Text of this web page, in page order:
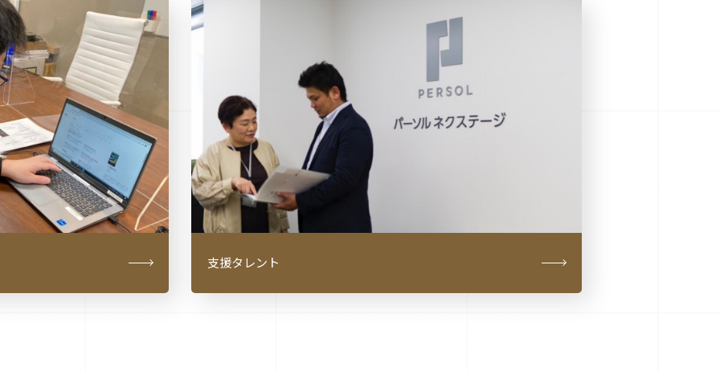
支援タレント